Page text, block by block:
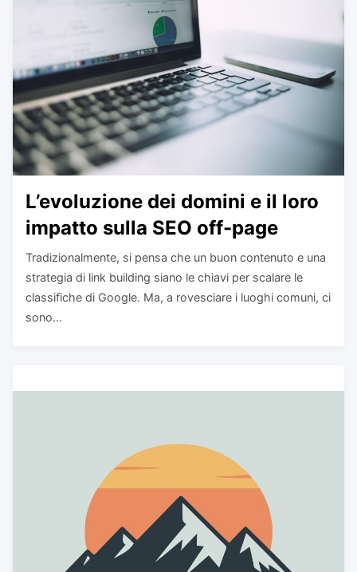
L’evoluzione dei domini e il loro
impatto sulla SEO off-page
Tradizionalmente, si pensa che un buon contenuto e una
strategia di link building siano le chiavi per scalare le
classifiche di Google. Ma, a rovesciare i luoghi comuni, ci
sono...